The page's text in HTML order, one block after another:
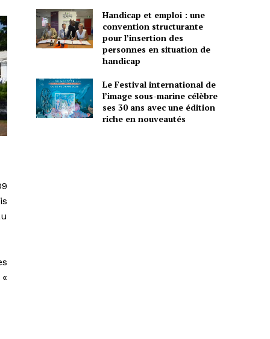
Handicap et emploi : une
convention structurante
pour l’insertion des
personnes en situation de
handicap
Le Festival international de
l’image sous-marine célèbre
ses 30 ans avec une édition
riche en nouveautés